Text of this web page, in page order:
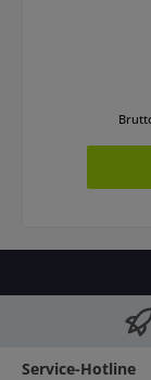
Service-Hotline